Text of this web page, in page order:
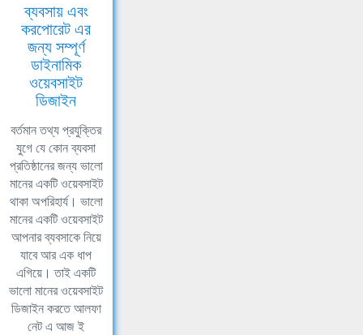
ব্যবসায় এবং
করপোরেট এর
জন্য সম্পূর্ণ
ডাইনামিক
ওয়েবসাইট
ডিজাইন
বর্তমান তথ্য প্রযুক্তির
যুগে যে কোন ব্যবসা
প্রতিষ্ঠানের জন্য ভালো
মানের একটি ওয়েবসাইট
থাকা অপরিহার্য। ভালো
মানের একটি ওয়েবসাইট
আপনার ব্যবসাকে নিয়ে
যাবে আর এক ধাপ
এগিয়ে। তাই একটি
ভালো মানের ওয়েবসাইট
ডিজাইন করতে আলফা
নেট এ আজ ই